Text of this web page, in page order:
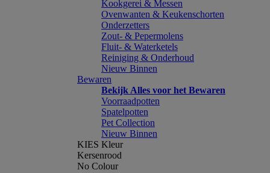
Kookgerei & Messen
Ovenwanten & Keukenschorten
Onderzetters
Zout- & Pepermolens
Fluit- & Waterketels
Reiniging & Onderhoud
Nieuw Binnen
Bewaren
Bekijk Alles voor het Bewaren
Voorraadpotten
Spatelpotten
Pet Collection
Nieuw Binnen
KIES Kleur
Kersenrood
No Colour